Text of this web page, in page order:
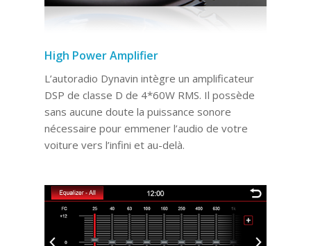
High Power Amplifier
L’autoradio Dynavin intègre un amplificateur
DSP de classe D de 4*60W RMS. Il possède
sans aucune doute la puissance sonore
nécessaire pour emmener l’audio de votre
voiture vers l’infini et au-delà.